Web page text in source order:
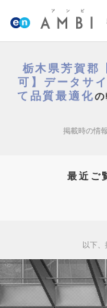
栃木県芳賀郡
可】データサ
て品質最適化
掲載時の情報
最近ご
以下、